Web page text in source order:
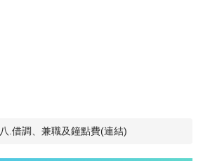
八.借調、兼職及鐘點費(連結)